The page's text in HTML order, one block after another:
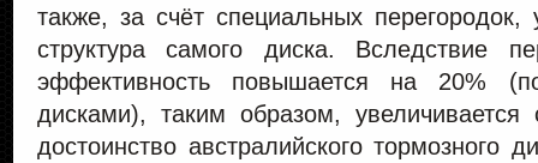
также, за счёт специальных перегородок,
структура самого диска. Вследствие
эффективность повышается на 20%
дисками), таким образом,
достоинство австралийского тормозного